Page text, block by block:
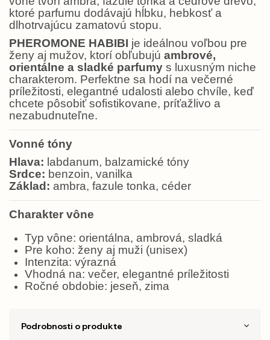
ktoré parfumu dodávajú hĺbku, hebkosť a
dlhotrvajúcu zamatovú stopu.
PHEROMONE HABIBI je ideálnou voľbou pre
ženy aj mužov, ktorí obľubujú ambrové,
orientálne a sladké parfumy s luxusným niche
charakterom. Perfektne sa hodí na večerné
príležitosti, elegantné udalosti alebo chvíle, keď
chcete pôsobiť sofistikovane, príťažlivo a
nezabudnuteľne.
Vonné tóny
Hlava: labdanum, balzamické tóny
Srdce: benzoin, vanilka
Základ: ambra, fazule tonka, céder
Charakter vône
Typ vône: orientálna, ambrová, sladká
Pre koho: ženy aj muži (unisex)
Intenzita: výrazná
Vhodná na: večer, elegantné príležitosti
Ročné obdobie: jeseň, zima
Podrobnosti o produkte